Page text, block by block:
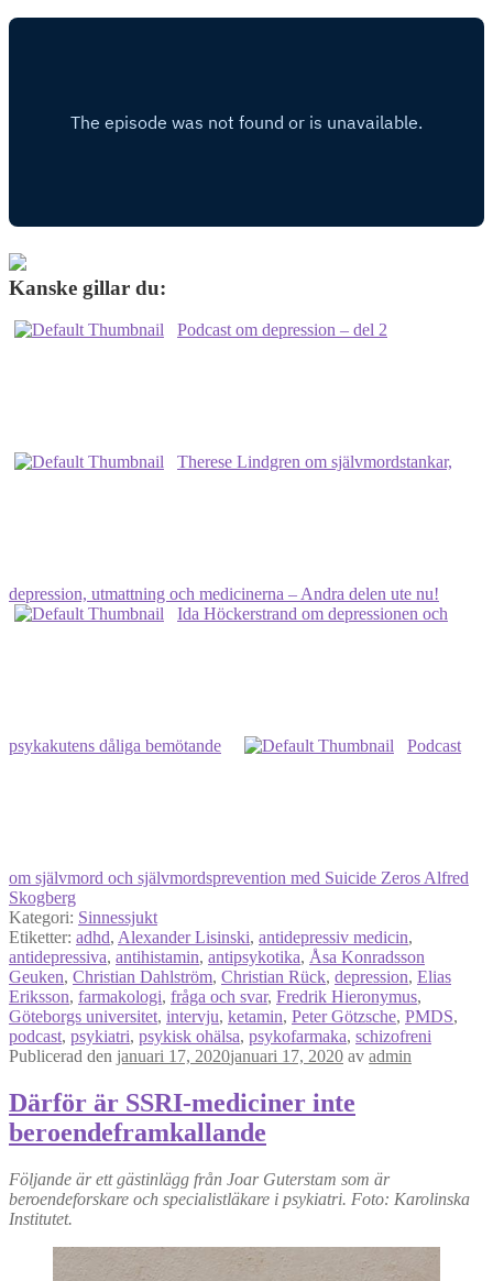
Kanske gillar du:
Podcast om depression – del 2
Therese Lindgren om självmordstankar,
depression, utmattning och medicinerna – Andra delen ute nu!
Ida Höckerstrand om depressionen och
psykakutens dåliga bemötande Podcast
om självmord och självmordsprevention med Suicide Zeros Alfred
Skogberg
Kategori: Sinnessjukt
Etiketter: adhd, Alexander Lisinski, antidepressiv medicin,
antidepressiva, antihistamin, antipsykotika, Åsa Konradsson
Geuken, Christian Dahlström, Christian Rück, depression, Elias
Eriksson, farmakologi, fråga och svar, Fredrik Hieronymus,
Göteborgs universitet, intervju, ketamin, Peter Götzsche, PMDS,
podcast, psykiatri, psykisk ohälsa, psykofarmaka, schizofreni
Publicerad den januari 17, 2020januari 17, 2020 av admin
Därför är SSRI-mediciner inte
beroendeframkallande
Följande är ett gästinlägg från Joar Guterstam som är
beroendeforskare och specialistläkare i psykiatri. Foto: Karolinska
Institutet.